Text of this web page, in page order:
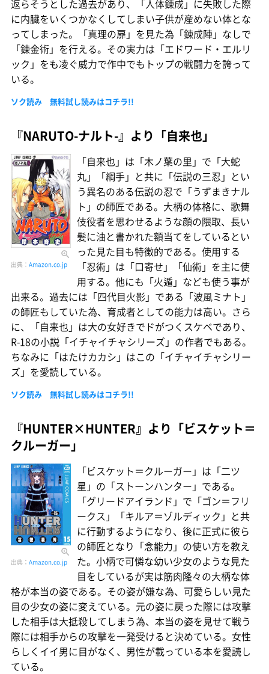
返らそうとした過去があり、「人体錬成」に失敗した際
に内臓をいくつかなくしてしまい子供が産めない体とな
ってしまった。「真理の扉」を見た為「錬成陣」なしで
「錬金術」を行える。その実力は「エドワード・エルリ
ック」をも凌ぐ威力で作中でもトップの戦闘力を誇って
いる。
ソク読み 無料試し読みはコチラ!!
『NARUTO-ナルト-』より「自来也」
出典： Amazon.co.jp
「自来也」は「木ノ葉の里」で「大蛇
丸」「綱手」と共に「伝説の三忍」とい
う異名のある伝説の忍で「うずまきナル
ト」の師匠である。大柄の体格に、歌舞
伎役者を思わせるような顔の隈取、長い
髪に油と書かれた額当てをしているとい
った見た目も特徴的である。使用する
「忍術」は「口寄せ」「仙術」を主に使
用する。他にも「火遁」なども使う事が
出来る。過去には「四代目火影」である「波風ミナト」
の師匠もしていた為、育成者としての能力は高い。さら
に、「自来也」は大の女好きでドがつくスケベであり、
R-18の小説「イチャイチャシリーズ」の作者でもある。
ちなみに「はたけカカシ」はこの「イチャイチャシリー
ズ」を愛読している。
ソク読み 無料試し読みはコチラ!!
『HUNTER×HUNTER』より「ビスケット＝
クルーガー」
出典： Amazon.co.jp
「ビスケット＝クルーガー」は「二ツ
星」の「ストーンハンター」である。
「グリードアイランド」で「ゴン＝フリ
ークス」「キルア＝ゾルディック」と共
に行動するようになり、後に正式に彼ら
の師匠となり「念能力」の使い方を教え
た。小柄で可憐な幼い少女のような見た
目をしているが実は筋肉隆々の大柄な体
格が本当の姿である。その姿が嫌な為、可愛らしい見た
目の少女の姿に変えている。元の姿に戻った際には攻撃
した相手は大抵殺してしまう為、本当の姿を見せて戦う
際には相手からの攻撃を一発受けると決めている。女性
らしくイイ男に目がなく、男性が載っている本を愛読し
ている。